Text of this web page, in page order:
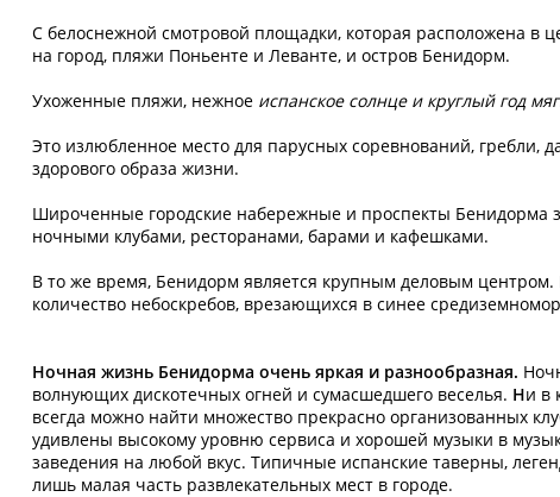
С белоснежной смотровой площадки, которая расположена
на город, пляжи Поньенте и Леванте, и остров Бенидорм.
Ухоженные пляжи, нежное испанское солнце и круглый год
Это излюбленное место для парусных соревнований, гребли,
здорового образа жизни.
Широченные городские набережные и проспекты Бенидорма
ночными клубами, ресторанами, барами и кафешками.
В то же время, Бенидорм является крупным деловым
количество небоскребов, врезающихся в синее
Ночная жизнь Бенидорма очень яркая и разнообразная.
волнующих дискотечных огней и сумасшедшего веселья. Ни в
всегда можно найти множество прекрасно организованных
удивлены высокому уровню сервиса и хорошей музыки в
заведения на любой вкус. Типичные испанские таверны,
лишь малая часть развлекательных мест в городе.